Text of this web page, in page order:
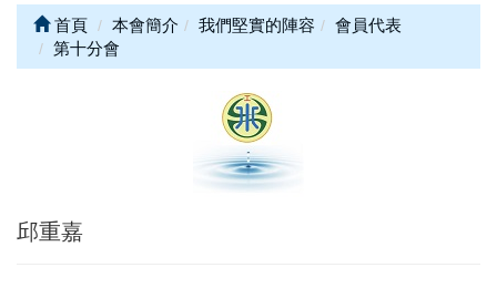
首頁 本會簡介 我們堅實的陣容
會員代表
第十分會
邱重嘉